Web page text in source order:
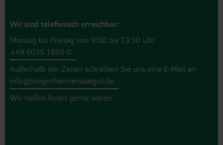
Wir sind telefonisch erreichbar:
Montag bis Freitag von 9:00 bis 13:30 Uhr
+49 6035 1899-0
Außerhalb der Zeiten schreiben Sie uns eine E-Mail an
info@bingenheimersaatgut.de
Wir helfen Ihnen gerne weiter.